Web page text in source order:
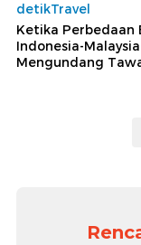
detikTravel
Ketika Perbedaan
Indonesia-Malaysia
Mengundang